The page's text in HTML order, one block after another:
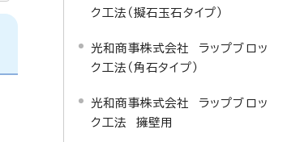
ク工法（擬石玉石タイプ）
光和商事株式会社 ラップブロッ
ク工法（角石タイプ）
光和商事株式会社 ラップブロッ
ク工法 擁壁用